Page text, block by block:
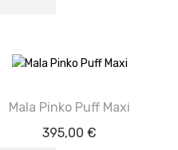
Mala Pinko Puff Maxi
395,00€